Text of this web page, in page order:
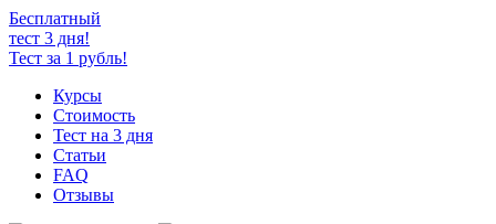
Бесплатный
тест 3 дня!
Тест за 1 рубль!
Курсы
Стоимость
Тест на 3 дня
Статьи
FAQ
Отзывы